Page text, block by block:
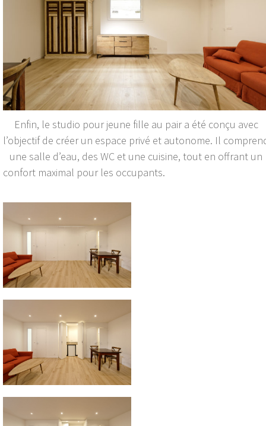
Enfin, le studio pour jeune fille au pair a été conçu avec
l’objectif de créer un espace privé et autonome. Il
une salle d’eau, des WC et une cuisine, tout en offrant un
confort maximal pour les occupants.